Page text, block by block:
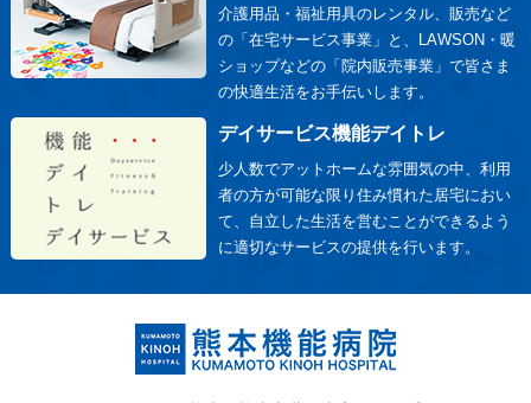
介護用品・福祉用具のレンタル、販売など
の「在宅サービス事業」と、LAWSON・暖
ショップなどの「院内販売事業」で皆さま
の快適生活をお手伝いします。
デイサービス機能デイトレ
少人数でアットホームな雰囲気の中、利用
者の方が可能な限り住み慣れた居宅におい
て、自立した生活を営むことができるよう
に適切なサービスの提供を行います。